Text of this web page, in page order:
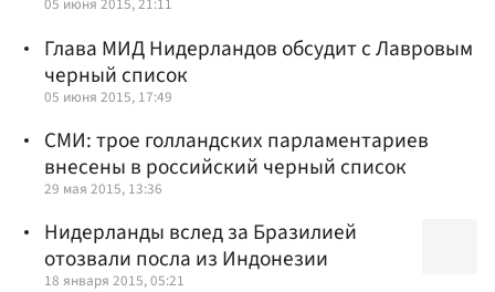
05 июня 2015, 21:11
Глава МИД Нидерландов обсудит с Лавровым
черный список
05 июня 2015, 17:49
СМИ: трое голландских парламентариев
внесены в российский черный список
29 мая 2015, 13:36
Нидерланды вслед за Бразилией
отозвали посла из Индонезии
18 января 2015, 05:21